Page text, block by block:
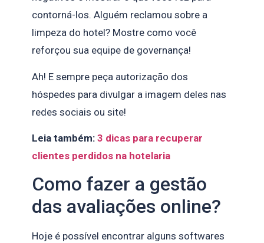
contorná-los. Alguém reclamou sobre a
limpeza do hotel? Mostre como você
reforçou sua equipe de governança!
Ah! E sempre peça autorização dos
hóspedes para divulgar a imagem deles nas
redes sociais ou site!
Leia também: 3 dicas para recuperar
clientes perdidos na hotelaria
Como fazer a gestão
das avaliações online?
Hoje é possível encontrar alguns softwares